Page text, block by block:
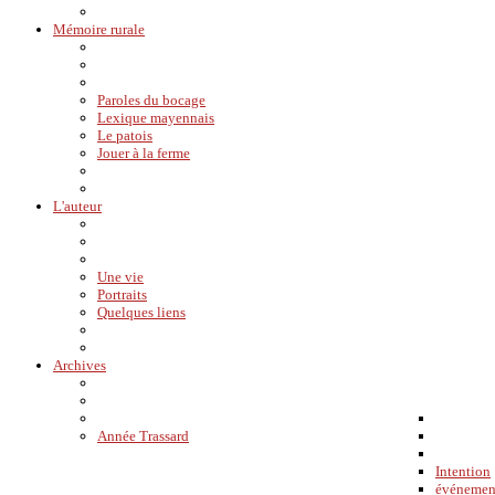
Mémoire rurale
Paroles du bocage
Lexique mayennais
Le patois
Jouer à la ferme
L'auteur
Une vie
Portraits
Quelques liens
Archives
Année Trassard
Intention